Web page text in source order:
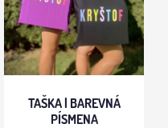
TAŠKA | BAREVNÁ
PÍSMENA